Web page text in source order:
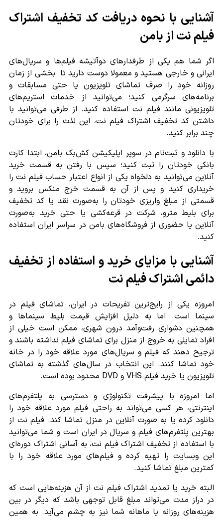
آشنایی با نحوه دریافت کد تخفیف اشتراک
فیلم نت از بامن
اگر شما هم یکی از طرفدارهای دوآتیشه فیلم‌ها و سریال‌های
ایرانی و خارجی هستید و معمولا دوست دارید تا بخشی از زمان
روزانه خود را صرف تماشای تلویزیون یا حتی مسابقات و
برنامه‌های سرگرمی کنید؛ می‌توانید از خدمات استریم‌های
تلویزیونی مانند فیلم نت استفاده کنید. از طرفی می‌توانید با
داشتن کد تخفیف اشتراک فیلم نت، این لذت را برای خودتان
چند برابر کنید.
با دانلود و ثبت‌نام در سوپر اپلیکیشن کش‌بک بامن، ابتدا کارت
بانکی خودتان را ثبت کنید؛ سپس با رفتن به قسمت خرید
آنلاین می‌توانید به دلخواه یکی از انواع اعتبار حساب فیلم نت را
خریداری کنید و پس از آن به قسمت خرج منکس بروید و
قسمتی از مبلغ واریزی خودتان را به‌صورت نقد یا کد تخفیف
برای بلیط مترو، شرکت در قرعه‌کشی یا حتی خرید به‌صورت
آنلاین یا حضوری از فروشگاه‌های بامن در سراسر ایران استفاده
کنید.
آشنایی با مزایای خرید و استفاده از تخفیف
دائمی اشتراک فیلم نت
امروزه یکی از رایج‌ترین تفریحات در ایران، تماشای فیلم در
سینما است. اما به دلیل افزایش قیمت بلیط سینماها و
همچنین دشواری رفت‌وآمد درون شهری، ممکن است خیلی از
افراد تمایلی به خروج از منزل برای تماشای فیلم نداشته باشند و
ترجیح دهند که فیلم و سریال‌های مورد علاقه خود را در خانه
خود تماشا کنند. این انتخاب در سال‌های گذشته به تماشای
تلویزیون یا خرید فیلم VHS و DVD محدود بوده است.
اما امروزه با پیشرفت تکنولوژی و دسترسی به پلتفرم‌های
اینترنتی، هر کسی می‌تواند به راحتی فیلم مورد علاقه خود را
دانلود کرده یا به صورت آنلاین در منزل تماشا کند. فیلم نت از
بهترین پلتفرم‌های فیلم و سریال در ایران است و شما می‌توانید
با استفاده از تخفیف اشتراک فیلم نت، به آسانی اشتراک دوره‌ای
این وبسایت را تهیه کرده و فیلم‌های مورد علاقه خود را با
کمترین مبلغ تماشا کنید.
البته خرید یا تمدید اشتراک فیلم ‌نت از آن هزینه‌هایی است که
در دراز مدت می‌تواند مبلغ قابل توجهی باشد که دیگر در بین
هزینه‌های روزانه یا ماهانه شما نیز به چشم می‌آید. به همین